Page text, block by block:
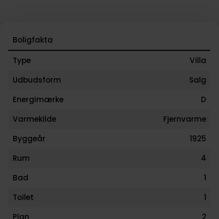
Boligfakta
Type
Villa
Udbudsform
Salg
Energimærke
D
Varmekilde
Fjernvarme
Byggeår
1925
Rum
4
Bad
1
Toilet
1
Plan
2